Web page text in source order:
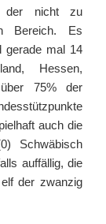
der nicht zu
Bereich. Es
gerade mal 14
Hessen,
75% der
auch die
Schwäbisch
auffällig, die
der zwanzig